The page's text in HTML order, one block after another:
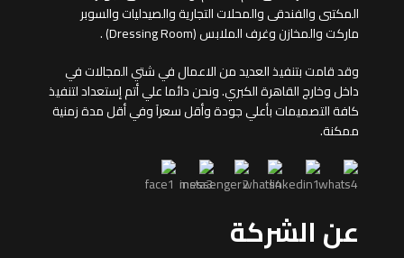
المكتبى والفندقى والمحلات التجارية والصيدليات والسوبر
ماركت والمخازن وغرف الملابس (Dressing Room) .
وقد قامت بتنفيذ العديد من الاعمال في شتي المجالات في
داخل وخارج القاهرة الكبري. ونحن دائما علي أتم إستعداد لتنفيذ
كافة التصميمات بأعلي جودة وأقل سعرآ وفي أقل مدة زمنية
ممكنة.
عن الشركة